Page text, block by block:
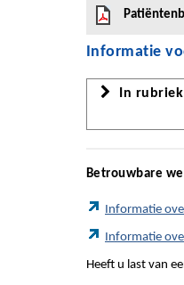
Informatie
In
Betrouwbare
Informatie
Informatie
Heeft u last van